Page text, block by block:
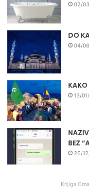
02/
DO
04/
KAKO
13/
BEZ
26/
Knjiga